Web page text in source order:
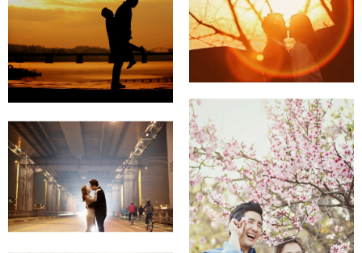
남산+하얏트+반포대교
능내역 + 반표대교
반포대교 잠수교
세빛둥둥섬 야간